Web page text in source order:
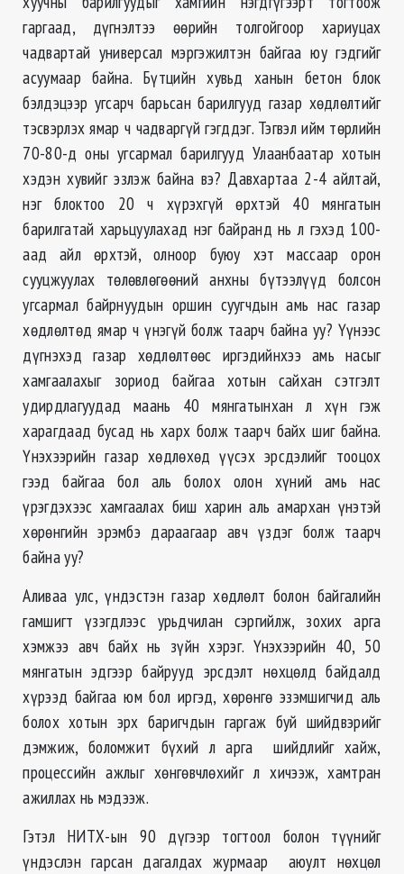
гаргаад, дүгнэлтээ өөрийн толгойгоор хариуцах
чадвартай универсал мэргэжилтэн байгаа юу гэдгийг
асуумаар байна. Бүтцийн хувьд ханын бетон блок
бэлдэцээр угсарч барьсан барилгууд газар хөдлөлтийг
тэсвэрлэх ямар ч чадваргүй гэгддэг. Тэгвэл ийм төрлийн
70-80-д оны угсармал барилгууд Улаанбаатар хотын
хэдэн хувийг эзлэж байна вэ? Давхартаа 2-4 айлтай,
нэг блоктоо 20 ч хүрэхгүй өрхтэй 40 мянгатын
барилгатай харьцуулахад нэг байранд нь л гэхэд 100-
аад айл өрхтэй, олноор буюу хэт массаар орон
сууцжуулах төлөвлөгөөний анхны бүтээлүүд болсон
угсармал байрнуудын оршин суугчдын амь нас газар
хөдлөлтөд ямар ч үнэгүй болж таарч байна уу? Үүнээс
дүгнэхэд газар хөдлөлтөөс иргэдийнхээ амь насыг
хамгаалахыг зориод байгаа хотын сайхан сэтгэлт
удирдлагуудад маань 40 мянгатынхан л хүн гэж
харагдаад бусад нь харх болж таарч байх шиг байна.
Үнэхээрийн газар хөдлөхөд үүсэх эрсдэлийг тооцох
гээд байгаа бол аль болох олон хүний амь нас
үрэгдэхээс хамгаалах биш харин аль амархан үнэтэй
хөрөнгийн эрэмбэ дараагаар авч үздэг болж таарч
байна уу?
Аливаа улс, үндэстэн газар хөдлөлт болон байгалийн
гамшигт үзэгдлээс урьдчилан сэргийлж, зохих арга
хэмжээ авч байх нь зүйн хэрэг. Үнэхээрийн 40, 50
мянгатын эдгээр байрууд эрсдэлт нөхцөлд байдалд
хүрээд байгаа юм бол иргэд, хөрөнгө эзэмшигчид аль
болох хотын эрх баригчдын гаргаж буй шийдвэрийг
дэмжиж, боломжит бүхий л арга шийдлийг хайж,
процессийн ажлыг хөнгөвчлөхийг л хичээж, хамтран
ажиллах нь мэдээж.
Гэтэл НИТХ-ын 90 дүгээр тогтоол болон түүнийг
үндэслэн гарсан дагалдах журмаар аюулт нөхцөл